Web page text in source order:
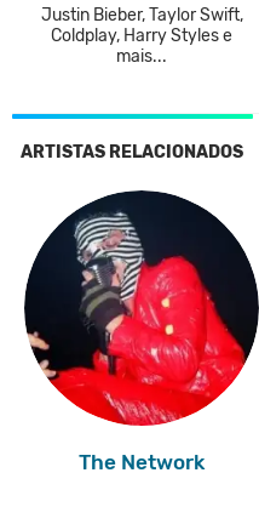
Justin Bieber, Taylor Swift,
Coldplay, Harry Styles e
mais...
ARTISTAS RELACIONADOS
The Network